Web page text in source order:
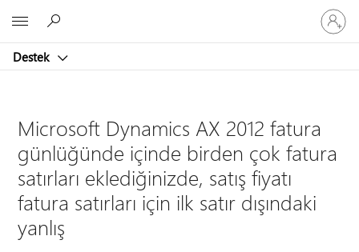
Destek
oturum
açın
Microsoft Dynamics AX 2012 fatura
günlüğünde içinde birden çok fatura
satırları eklediğinizde, satış fiyatı
fatura satırları için ilk satır dışındaki
yanlış